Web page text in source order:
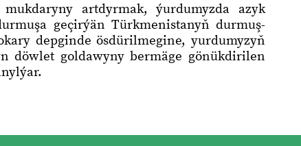
artdyrmak, ýurdumyzda azyk
geçirýän Türkmenistanyň durmuş-
depginde ösdürilmegine, yurdumyzyň
döwlet goldawyny bermäge gönükdirilen